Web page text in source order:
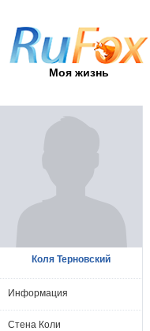
Моя жизнь
Коля Терновский
Информация
Стена Коли